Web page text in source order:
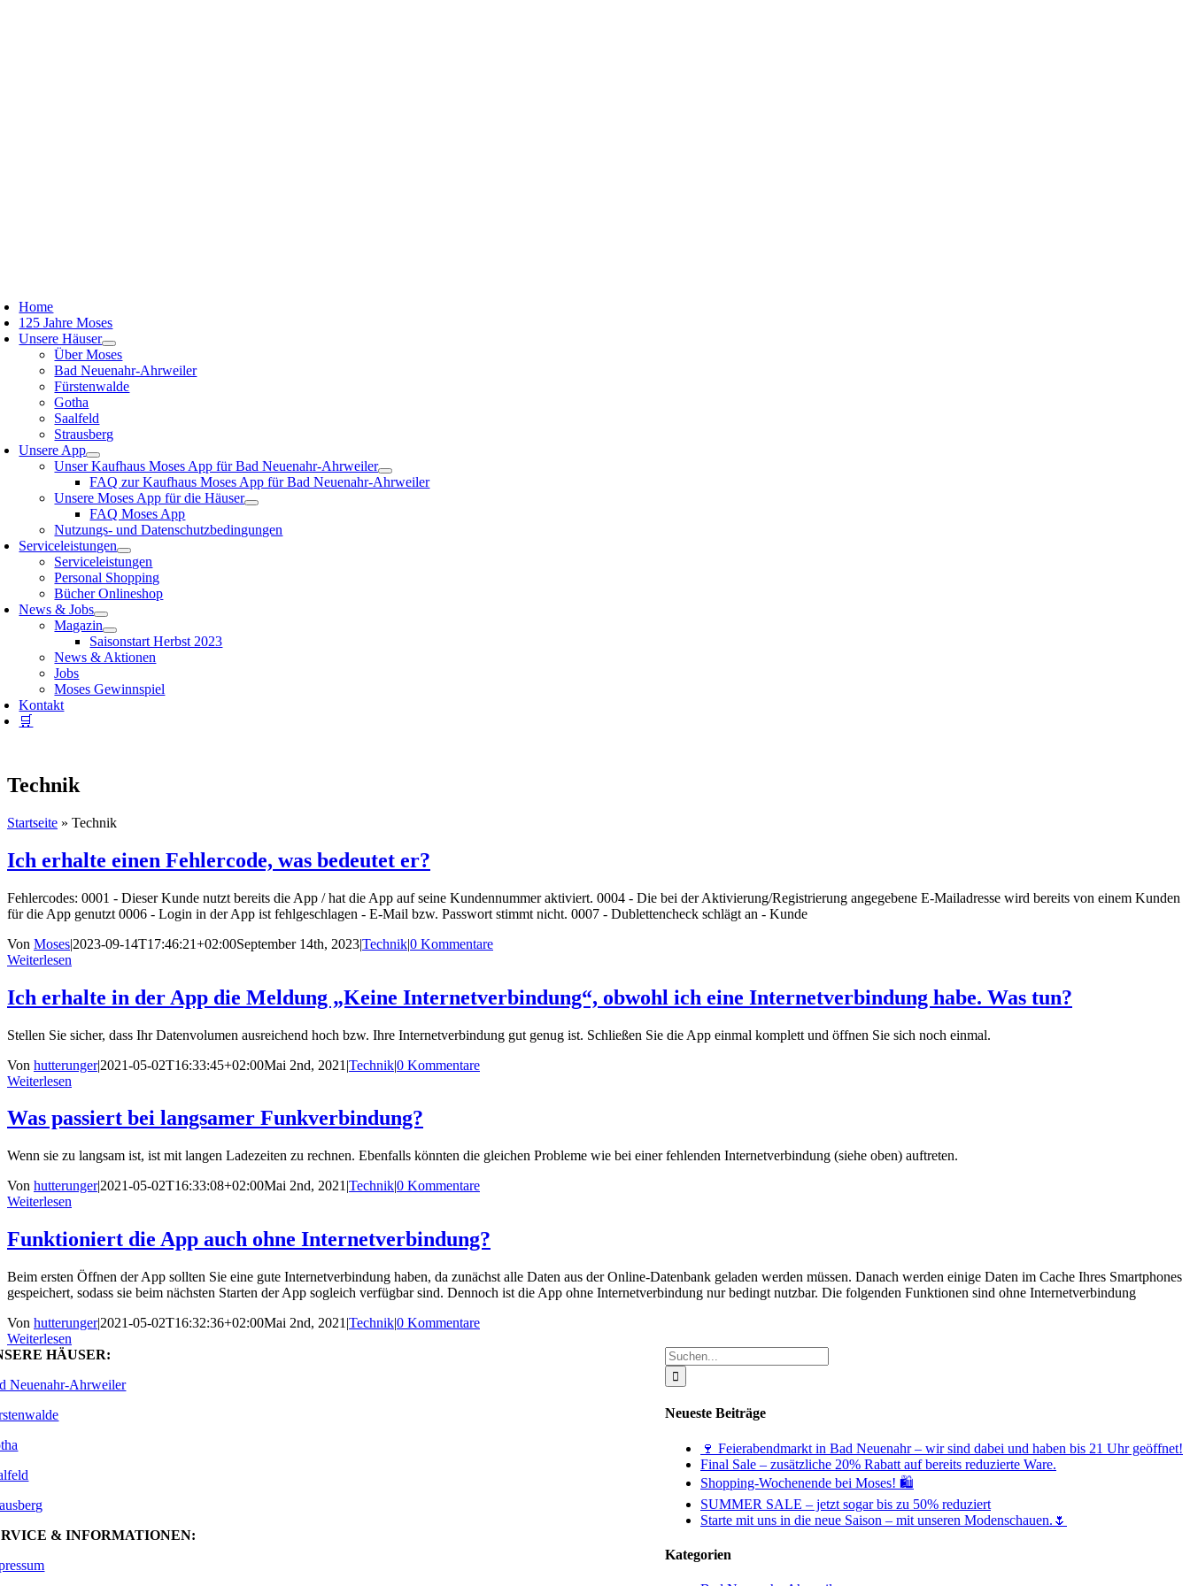
Home
125 Jahre Moses
Unsere Häuser
Über Moses
Bad Neuenahr-Ahrweiler
Fürstenwalde
Gotha
Saalfeld
Strausberg
Unsere App
Unser Kaufhaus Moses App für Bad Neuenahr-Ahrweiler
FAQ zur Kaufhaus Moses App für Bad Neuenahr-Ahrweiler
Unsere Moses App für die Häuser
FAQ Moses App
Nutzungs- und Datenschutzbedingungen
Serviceleistungen
Serviceleistungen
Personal Shopping
Bücher Onlineshop
News & Jobs
Magazin
Saisonstart Herbst 2023
News & Aktionen
Jobs
Moses Gewinnspiel
Kontakt
🛒
Technik
Startseite » Technik
Ich erhalte einen Fehlercode, was bedeutet er?
Fehlercodes: 0001 - Dieser Kunde nutzt bereits die App / hat die App auf seine Kundennummer aktiviert. 0004 - Die bei der Aktivierung/Registrierung angegebene E-Mailadresse wird bereits von einem Kunden
für die App genutzt 0006 - Login in der App ist fehlgeschlagen - E-Mail bzw. Passwort stimmt nicht. 0007 - Dublettencheck schlägt an - Kunde
Von Moses|2023-09-14T17:46:21+02:00September 14th, 2023|Technik|0 Kommentare
Weiterlesen
Ich erhalte in der App die Meldung „Keine Internetverbindung“, obwohl ich eine Internetverbindung habe. Was tun?
Stellen Sie sicher, dass Ihr Datenvolumen ausreichend hoch bzw. Ihre Internetverbindung gut genug ist. Schließen Sie die App einmal komplett und öffnen Sie sich noch einmal.
Von hutterunger|2021-05-02T16:33:45+02:00Mai 2nd, 2021 |Technik|0 Kommentare
Weiterlesen
Was passiert bei langsamer Funkverbindung?
Wenn sie zu langsam ist, ist mit langen Ladezeiten zu rechnen. Ebenfalls könnten die gleichen Probleme wie bei einer fehlenden Internetverbindung (siehe oben) auftreten.
Von hutterunger|2021-05-02T16:33:08+02:00Mai 2nd, 2021 |Technik|0 Kommentare
Weiterlesen
Funktioniert die App auch ohne Internetverbindung?
Beim ersten Öffnen der App sollten Sie eine gute Internetverbindung haben, da zunächst alle Daten aus der Online-Datenbank geladen werden müssen. Danach werden einige Daten im Cache Ihres Smartphones
gespeichert, sodass sie beim nächsten Starten der App sogleich verfügbar sind. Dennoch ist die App ohne Internetverbindung nur bedingt nutzbar. Die folgenden Funktionen sind ohne Internetverbindung
Von hutterunger|2021-05-02T16:32:36+02:00Mai 2nd, 2021 |Technik|0 Kommentare
Weiterlesen
Suche
nach:
Neueste Beiträge
🍷 Feierabendmarkt in Bad Neuenahr – wir sind dabei und haben bis 21 Uhr geöffnet!
Final Sale – zusätzliche 20% Rabatt auf bereits reduzierte Ware.
Shopping-Wochenende bei Moses! 🛍️
SUMMER SALE – jetzt sogar bis zu 50% reduziert
Starte mit uns in die neue Saison – mit unseren Modenschauen.🌷
Kategorien
HÄUSER:
Neuenahr-Ahrweiler
& INFORMATIONEN: